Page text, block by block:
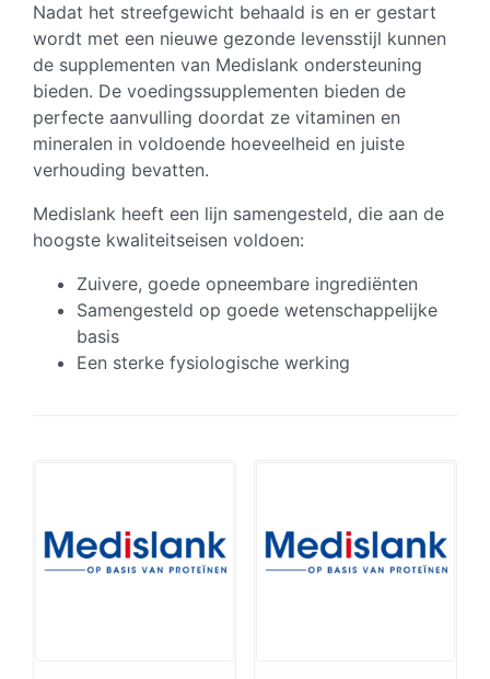
Nadat het streefgewicht behaald is en er gestart
wordt met een nieuwe gezonde levensstijl kunnen
de supplementen van Medislank ondersteuning
bieden. De voedingssupplementen bieden de
perfecte aanvulling doordat ze vitaminen en
mineralen in voldoende hoeveelheid en juiste
verhouding bevatten.
Medislank heeft een lijn samengesteld, die aan de
hoogste kwaliteitseisen voldoen:
Zuivere, goede opneembare ingrediënten
Samengesteld op goede wetenschappelijke
basis
Een sterke fysiologische werking